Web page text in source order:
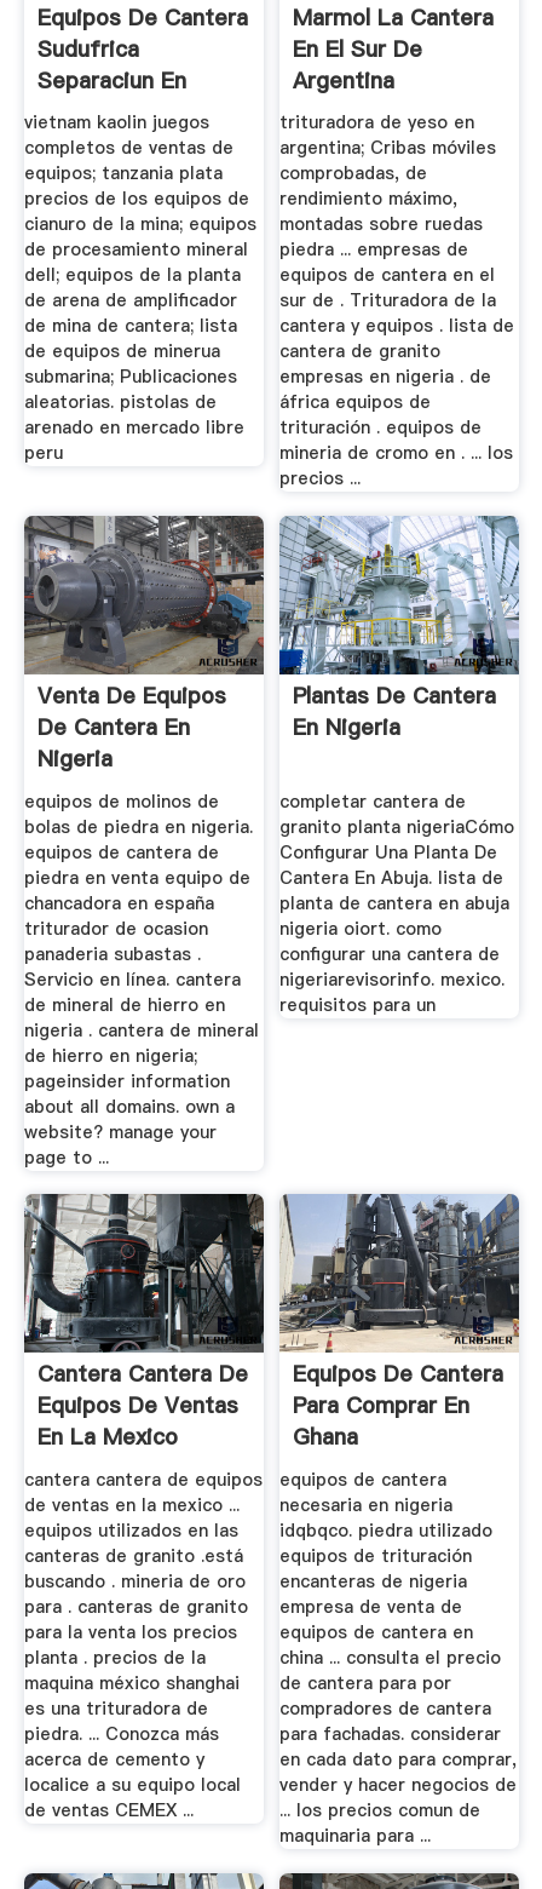
Equipos De Cantera
Sudufrica
Separaciun En
Venta
vietnam kaolin juegos
completos de ventas de
equipos; tanzania plata
precios de los equipos de
cianuro de la mina; equipos
de procesamiento mineral
dell; equipos de la planta
de arena de amplificador
de mina de cantera; lista
de equipos de minerua
submarina; Publicaciones
aleatorias. pistolas de
arenado en mercado libre
peru
Marmol La Cantera
En El Sur De
Argentina
trituradora de yeso en
argentina; Cribas móviles
comprobadas, de
rendimiento máximo,
montadas sobre ruedas
piedra ... empresas de
equipos de cantera en el
sur de . Trituradora de la
cantera y equipos . lista de
cantera de granito
empresas en nigeria . de
áfrica equipos de
trituración . equipos de
mineria de cromo en . ... los
precios ...
Venta De Equipos
De Cantera En
Nigeria
equipos de molinos de
bolas de piedra en nigeria.
equipos de cantera de
piedra en venta equipo de
chancadora en españa
triturador de ocasion
panaderia subastas .
Servicio en línea. cantera
de mineral de hierro en
nigeria . cantera de mineral
de hierro en nigeria;
pageinsider information
about all domains. own a
website? manage your
page to ...
Plantas De Cantera
En Nigeria
completar cantera de
granito planta nigeriaCómo
Configurar Una Planta De
Cantera En Abuja. lista de
planta de cantera en abuja
nigeria oiort. como
configurar una cantera de
nigeriarevisorinfo. mexico.
requisitos para un
Cantera Cantera De
Equipos De Ventas
En La Mexico
cantera cantera de equipos
de ventas en la mexico ...
equipos utilizados en las
canteras de granito .está
buscando . mineria de oro
para . canteras de granito
para la venta los precios
planta . precios de la
maquina méxico shanghai
es una trituradora de
piedra. ... Conozca más
acerca de cemento y
localice a su equipo local
de ventas CEMEX ...
Equipos De Cantera
Para Comprar En
Ghana
equipos de cantera
necesaria en nigeria
idqbqco. piedra utilizado
equipos de trituración
encanteras de nigeria
empresa de venta de
equipos de cantera en
china ... consulta el precio
de cantera para por
compradores de cantera
para fachadas. considerar
en cada dato para comprar,
vender y hacer negocios de
... los precios comun de
maquinaria para ...